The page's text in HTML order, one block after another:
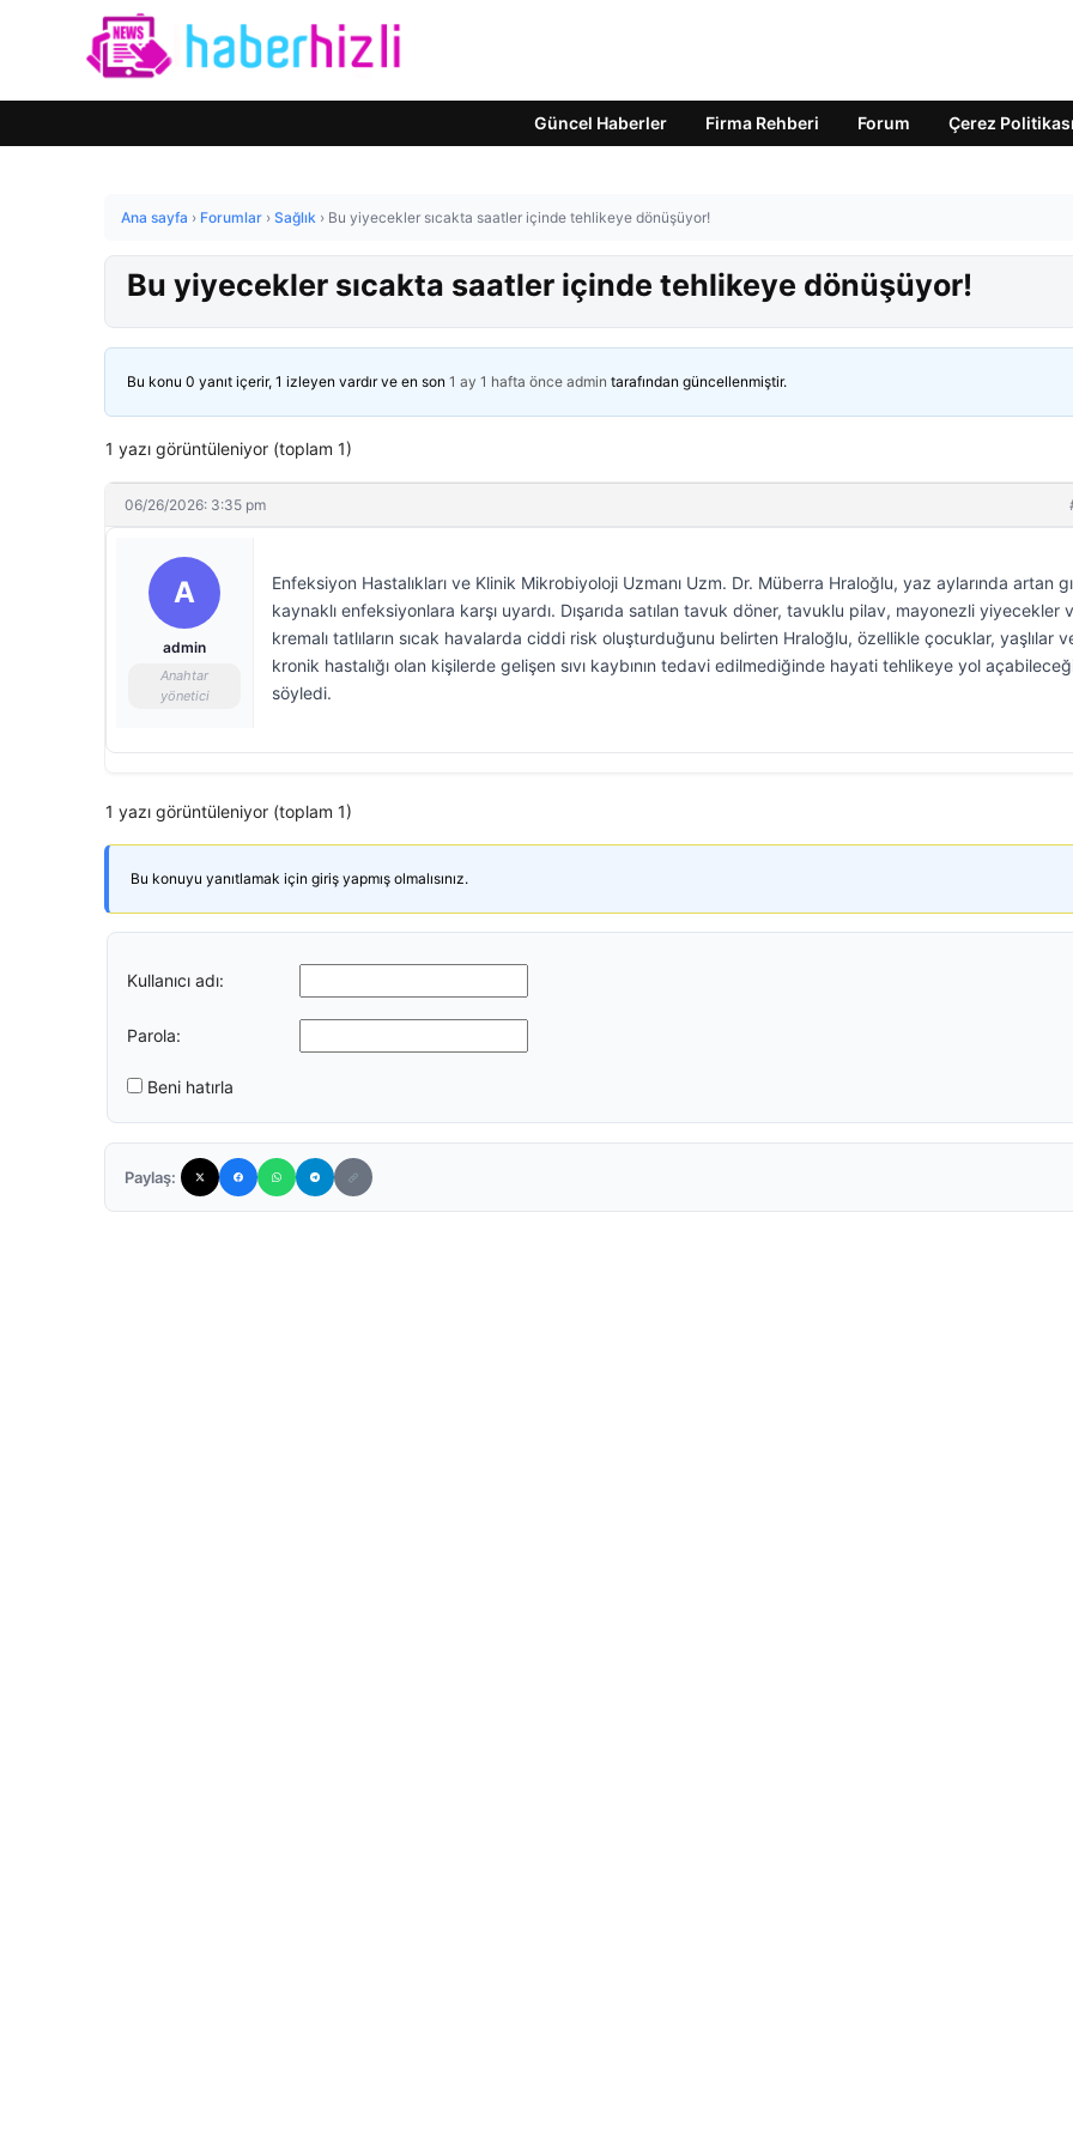
Güncel Haberler Firma Rehberi Forum Çerez Politikası
Ana sayfa › Forumlar › Sağlık › Bu yiyecekler sıcakta saatler içinde tehlikeye dönüşüyor!
Bu yiyecekler sıcakta saatler içinde tehlikeye dönüşüyor!
Bu konu 0 yanıt içerir, 1 izleyen vardır ve en son 1 ay 1 hafta önce admin tarafından güncellenmiştir.
1 yazı görüntüleniyor (toplam 1)
06/26/2026: 3:35 pm
A
admin
Anahtar
yönetici
Enfeksiyon Hastalıkları ve Klinik Mikrobiyoloji Uzmanı Uzm. Dr. Müberra Hraloğlu, yaz aylarında artan
kaynaklı enfeksiyonlara karşı uyardı. Dışarıda satılan tavuk döner, tavuklu pilav, mayonezli yiyecekler
kremalı tatlıların sıcak havalarda ciddi risk oluşturduğunu belirten Hraloğlu, özellikle çocuklar, yaşlılar
kronik hastalığı olan kişilerde gelişen sıvı kaybının tedavi edilmediğinde hayati tehlikeye yol
söyledi.
1 yazı görüntüleniyor (toplam 1)
Bu konuyu yanıtlamak için giriş yapmış olmalısınız.
Kullanıcı adı:
Parola:
Beni hatırla
Paylaş: